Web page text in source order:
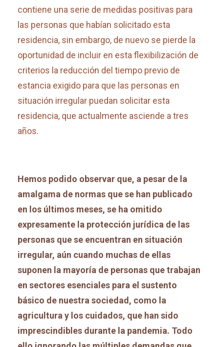
contiene una serie de medidas positivas para
las personas que habían solicitado esta
residencia, sin embargo, de nuevo se pierde la
oportunidad de incluir en esta flexibilización de
criterios la reducción del tiempo previo de
estancia exigido para que las personas en
situación irregular puedan solicitar esta
residencia, que actualmente asciende a tres
años.
Hemos podido observar que, a pesar de la
amalgama de normas que se han publicado
en los últimos meses, se ha omitido
expresamente la protección jurídica de las
personas que se encuentran en situación
irregular, aún cuando muchas de ellas
suponen la mayoría de personas que trabajan
en sectores esenciales para el sustento
básico de nuestra sociedad, como la
agricultura y los cuidados, que han sido
imprescindibles durante la pandemia. Todo